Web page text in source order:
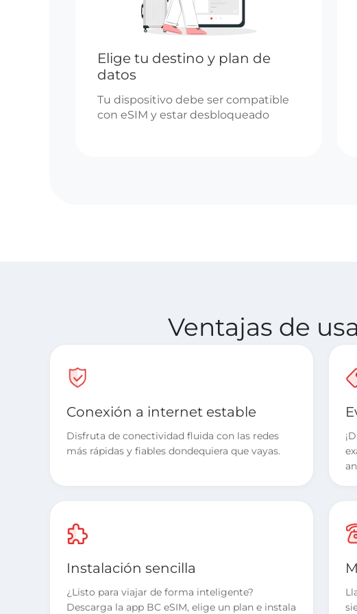
Elige tu destino y plan de
datos
Tu dispositivo debe ser compatible
con eSIM y estar desbloqueado
Ventajas de
Conexión a internet estable
Disfruta de conectividad fluida con las redes
más rápidas y fiables dondequiera que vayas.
Instalación sencilla
¿Listo para viajar de forma inteligente?
Descarga la app BC eSIM, elige un plan e instala